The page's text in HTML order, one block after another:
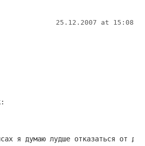
25.12.2007 at 15:08
я думаю лудше отказаться от